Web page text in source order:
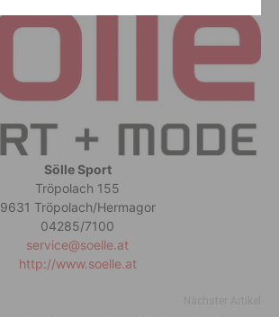
Sölle Sport
Tröpolach 155
9631 Tröpolach/Hermagor
04285/7100
service@soelle.at
http://www.soelle.at